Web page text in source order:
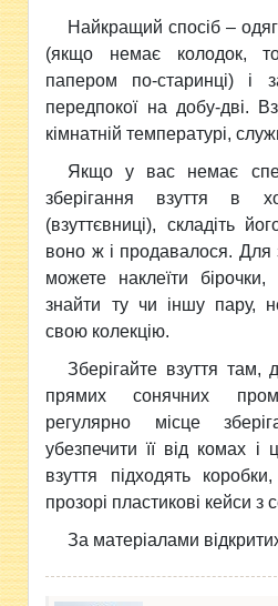
Найкращий спосіб –
(якщо немає колодок,
папером по-старинці) і
передпокої на добу-дві.
кімнатній температурі,
Якщо у вас немає
зберігання взуття в
(взуттєвниці), складіть
воно ж і продавалося. Для
можете наклеїти
знайти ту чи іншу пару,
свою колекцію.
Зберігайте взуття
прямих сонячних
регулярно місце
убезпечити її від комах і
взуття підходять
прозорі пластикові кейси з
За матеріалами